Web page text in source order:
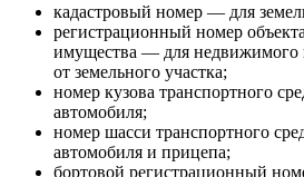
кадастровый номер — для
регистрационный номер
имущества — для недвижимого
от земельного участка;
номер кузова транспортного
автомобиля;
номер шасси транспортного
автомобиля и прицепа;
бортовой регистрационный